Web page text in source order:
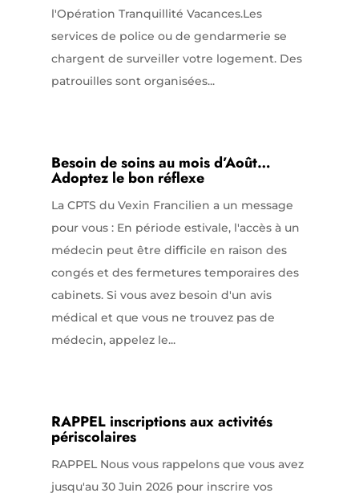
l'Opération Tranquillité Vacances.Les
services de police ou de gendarmerie se
chargent de surveiller votre logement. Des
patrouilles sont organisées...
Besoin de soins au mois d’Août…
Adoptez le bon réflexe
La CPTS du Vexin Francilien a un message
pour vous : En période estivale, l'accès à un
médecin peut être difficile en raison des
congés et des fermetures temporaires des
cabinets. Si vous avez besoin d'un avis
médical et que vous ne trouvez pas de
médecin, appelez le...
RAPPEL inscriptions aux activités
périscolaires
RAPPEL Nous vous rappelons que vous avez
jusqu'au 30 Juin 2026 pour inscrire vos